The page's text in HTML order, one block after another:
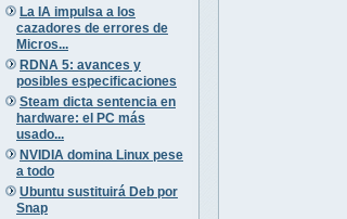
La IA impulsa a los
cazadores de errores de
Micros...
RDNA 5: avances y
posibles especificaciones
Steam dicta sentencia en
hardware: el PC más
usado...
NVIDIA domina Linux pese
a todo
Ubuntu sustituirá Deb por
Snap